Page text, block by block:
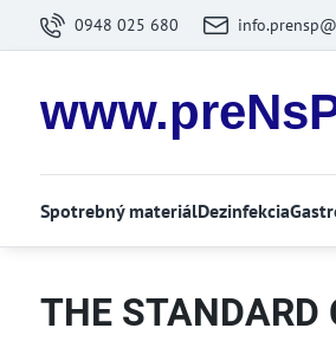
0948 025 680
Spotrebný materiálDezinfekcia
THE STANDARD